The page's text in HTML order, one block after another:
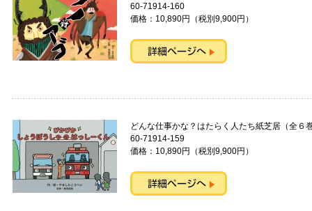
60-71914-160
価格：10,890円（税別9,900円）
どんな仕事かな？はたらく人たち紙芝居（全
60-71914-159
価格：10,890円（税別9,900円）